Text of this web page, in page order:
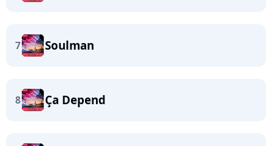
7 Soulman
8 Ça Depend